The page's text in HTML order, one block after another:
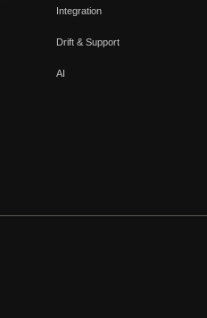
Integration
Drift & Support
AI